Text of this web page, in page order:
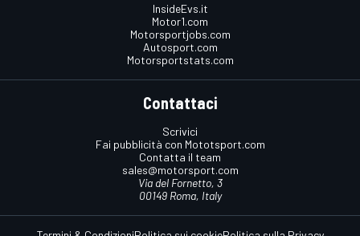
InsideEvs.it
Motor1.com
Motorsportjobs.com
Autosport.com
Motorsportstats.com
Contattaci
Scrivici
Fai pubblicità con Mototsport.com
Contatta il team
sales@motorsport.com
Via del Fornetto, 3
00149 Roma, Italy